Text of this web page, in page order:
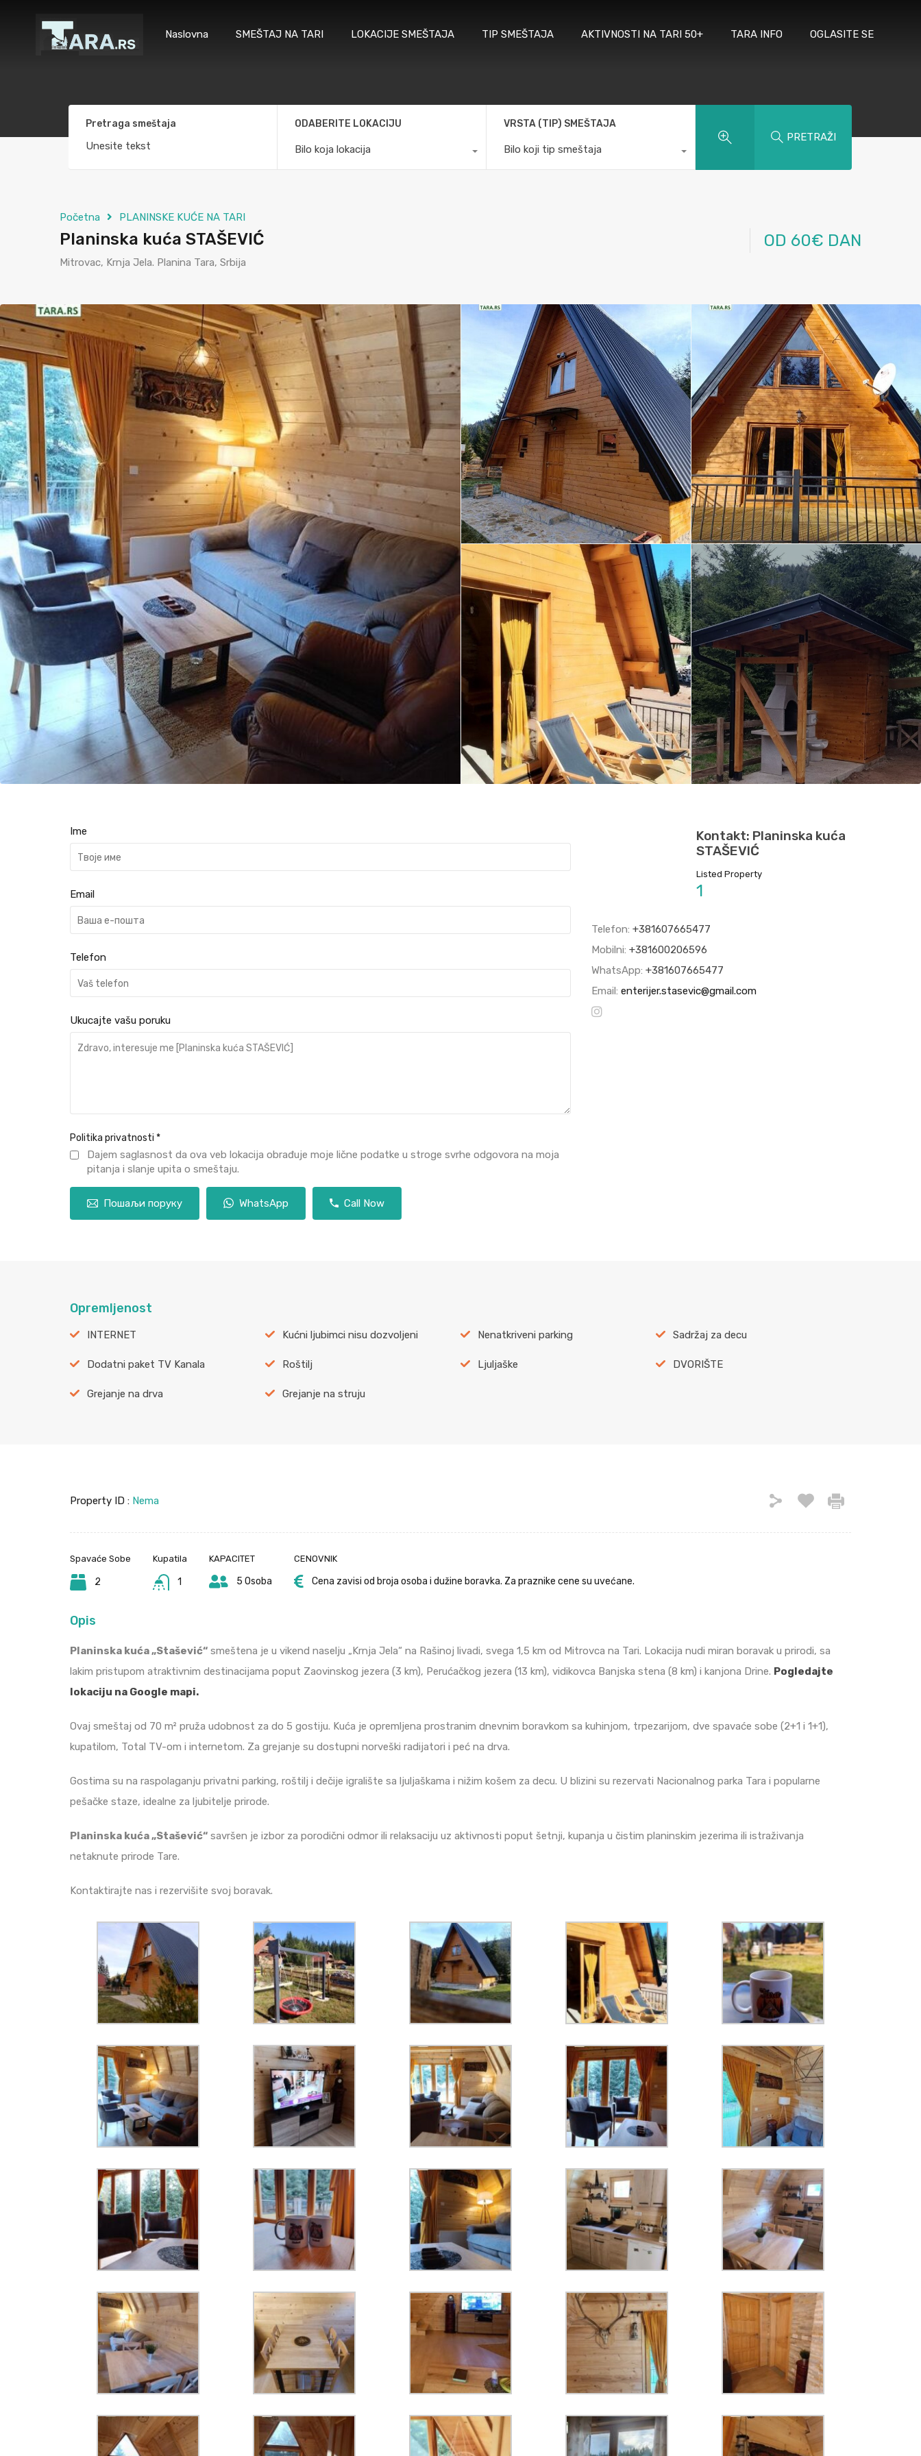
Naslovna SMEŠTAJ NA TARI LOKACIJE SMEŠTAJA TIP SMEŠTAJA AKTIVNOSTI NA TARI 50+ TARA INFO OGLASITE SE
Pretraga smeštaja ODABERITE LOKACIJU
Bilo koja lokacija
VRSTA (TIP) SMEŠTAJA
Bilo koji tip smeštaja
PRETRAŽI
Početna PLANINSKE KUĆE NA TARI
Planinska kuća STAŠEVIĆ
Mitrovac, Krnja Jela. Planina Tara, Srbija
OD 60€ DAN
Kontakt: Planinska kuća
STAŠEVIĆ
Listed Property
1
Telefon: +381607665477
Mobilni: +381600206596
WhatsApp: +381607665477
Email: enterijer.stasevic@gmail.com
Ime
Email
Telefon
Ukucajte vašu poruku
Politika privatnosti *
Dajem saglasnost da ova veb lokacija obrađuje moje lične podatke u stroge svrhe odgovora na moja
pitanja i slanje upita o smeštaju.
Пошаљи поруку WhatsApp Call Now
Opremljenost
INTERNET Kućni ljubimci nisu dozvoljeni Nenatkriveni parking Sadržaj za decu
Dodatni paket TV Kanala Roštilj Ljuljaške DVORIŠTE
Grejanje na drva Grejanje na struju
Property ID : Nema
Spavaće Sobe
2
Kupatila
1
KAPACITET
5 Osoba
CENOVNIK
Cena zavisi od broja osoba i dužine boravka. Za praznike cene su uvećane.
Opis
Planinska kuća „Stašević“ smeštena je u vikend naselju „Krnja Jela“ na Rašinoj livadi, svega 1,5 km od Mitrovca na Tari. Lokacija nudi miran boravak u prirodi, sa
lakim pristupom atraktivnim destinacijama poput Zaovinskog jezera (3 km), Perućačkog jezera (13 km), vidikovca Banjska stena (8 km) i kanjona Drine. Pogledajte
lokaciju na Google mapi.
Ovaj smeštaj od 70 m² pruža udobnost za do 5 gostiju. Kuća je opremljena prostranim dnevnim boravkom sa kuhinjom, trpezarijom, dve spavaće sobe (2+1 i 1+1),
kupatilom, Total TV-om i internetom. Za grejanje su dostupni norveški radijatori i peć na drva.
Gostima su na raspolaganju privatni parking, roštilj i dečije igralište sa ljuljaškama i nižim košem za decu. U blizini su rezervati Nacionalnog parka Tara i popularne
pešačke staze, idealne za ljubitelje prirode.
Planinska kuća „Stašević“ savršen je izbor za porodični odmor ili relaksaciju uz aktivnosti poput šetnji, kupanja u čistim planinskim jezerima ili istraživanja
netaknute prirode Tare.
Kontaktirajte nas i rezervišite svoj boravak.